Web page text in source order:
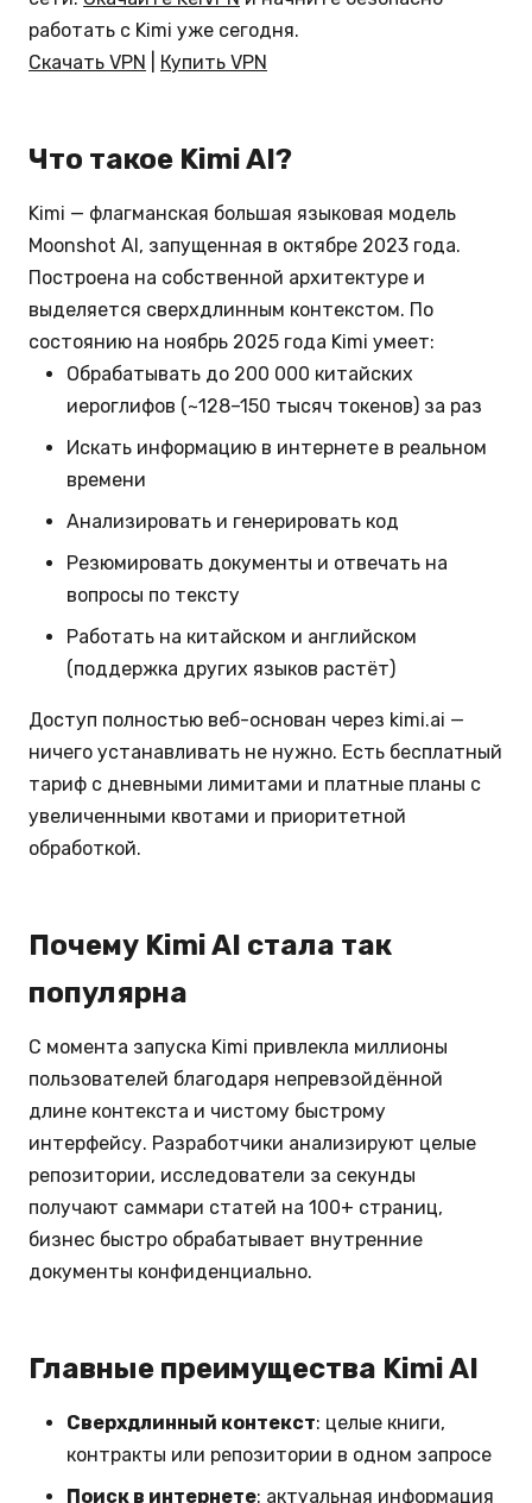
работать с Kimi уже сегодня.
Скачать VPN
Купить VPN
Что такое Kimi AI?
Kimi — флагманская большая языковая модель
Moonshot AI, запущенная в октябре 2023 года.
Построена на собственной архитектуре и
выделяется сверхдлинным контекстом. По
состоянию на ноябрь 2025 года Kimi умеет:
Обрабатывать до 200 000 китайских
иероглифов (~128–150 тысяч токенов) за раз
Искать информацию в интернете в реальном
времени
Анализировать и генерировать код
Резюмировать документы и отвечать на
вопросы по тексту
Работать на китайском и английском
(поддержка других языков растёт)
Доступ полностью веб-основан через kimi.ai —
ничего устанавливать не нужно. Есть бесплатный
тариф с дневными лимитами и платные планы с
увеличенными квотами и приоритетной
обработкой.
Почему Kimi AI стала так
популярна
С момента запуска Kimi привлекла миллионы
пользователей благодаря непревзойдённой
длине контекста и чистому быстрому
интерфейсу. Разработчики анализируют целые
репозитории, исследователи за секунды
получают саммари статей на 100+ страниц,
бизнес быстро обрабатывает внутренние
документы конфиденциально.
Главные преимущества Kimi AI
Сверхдлинный контекст: целые книги,
контракты или репозитории в одном запросе
Поиск в интернете: актуальная информация